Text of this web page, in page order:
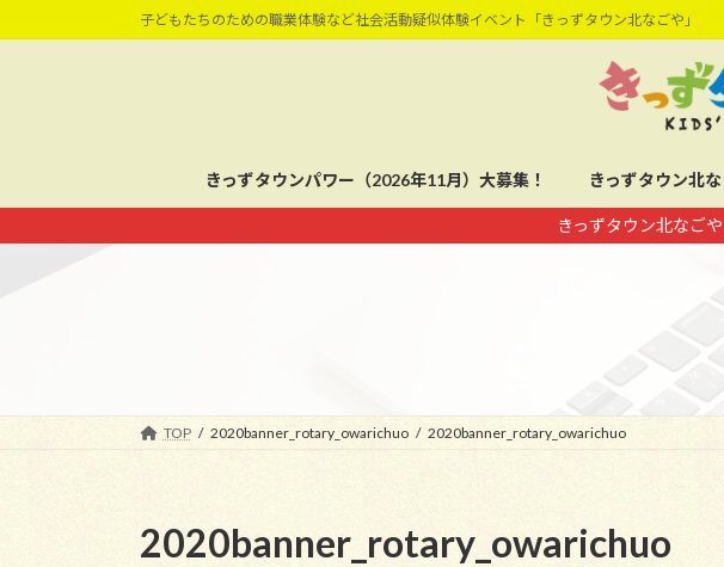
ン
キ
ッ
ビ
に
移
子どもたちのための職業体験など社会活動疑似体験イベント「きっずタウン北なごや」
きっずタウンパワー（2026年11月）大募集！ きっずタウン北
きっずタウン北なご
TOP 2020banner_rotary_owarichuo 2020banner_rotary_owarichuo
2020banner_rotary_owarichuo